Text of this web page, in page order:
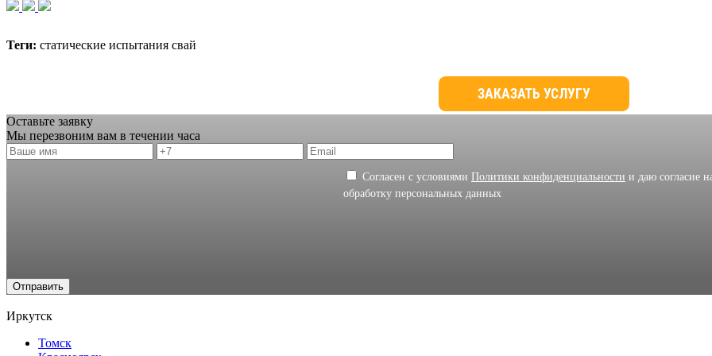
Теги: статические испытания свай
ЗАКАЗАТЬУСЛУГУ
Оставьте заявку
Мы перезвоним вам в течении часа
Согласен с условиями Политики конфиденциальности и даю согласие
обработку персональных данных
Отправить
Иркутск
Томск